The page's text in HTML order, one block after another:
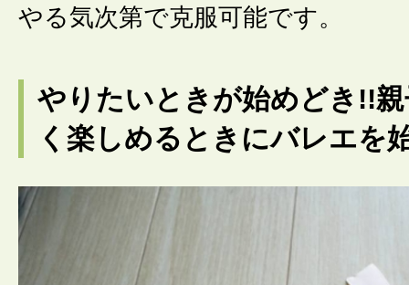
やる気次第で克服可能です。
やりたいときが始めどき!!
く楽しめるときにバレエを